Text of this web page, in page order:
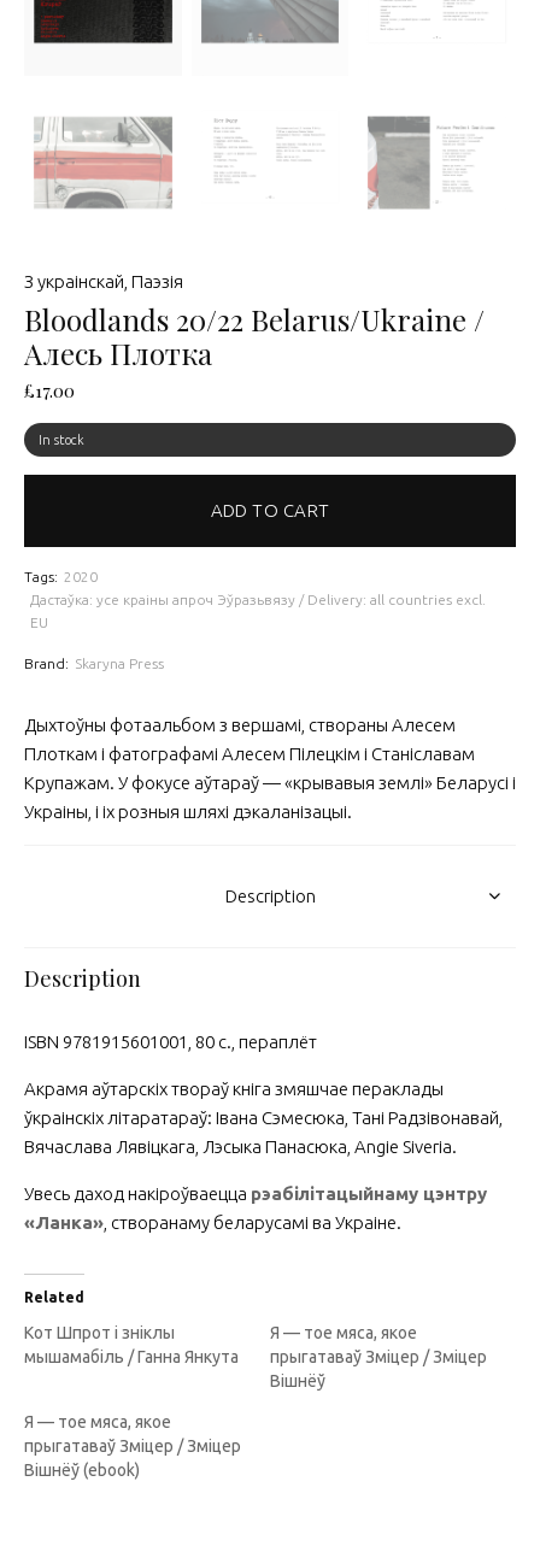
З украінскай Паэзія
Bloodlands 20/22 Belarus/Ukraine /
Алесь Плотка
£17.00
Дыхтоўны фотаальбом з вершамі, створаны Алесем
Плоткам і фатографамі Алесем Пілецкім і Станіславам
Крупажам. У фокусе аўтараў — «крывавыя землі» Беларусі і
Украіны, і іх розныя шляхі дэкаланізацыі.
In stock
ADD TO CART
Tags: 2020
Дастаўка: усе краіны апроч Эўразьвязу / Delivery: all countries excl.
EU
Brand: Skaryna Press
Description
Description
ISBN 9781915601001, 80 с., пераплёт
Акрамя аўтарскіх твораў кніга змяшчае пераклады
ўкраінскіх літаратараў: Івана Сэмесюка, Тані Радзівонавай,
Вячаслава Лявіцкага, Лэсыка Панасюка, Angie Siveria.
Увесь даход накіроўваецца рэабілітацыйнаму цэнтру
«Ланка» , створанаму беларусамі ва Украіне.
Related
Кот Шпрот і зніклы
мышамабіль / Ганна Янкута
Я — тое мяса, якое
прыгатаваў Зміцер / Зміцер
Вішнёў
Я — тое мяса, якое
прыгатаваў Зміцер / Зміцер
Вішнёў (ebook)